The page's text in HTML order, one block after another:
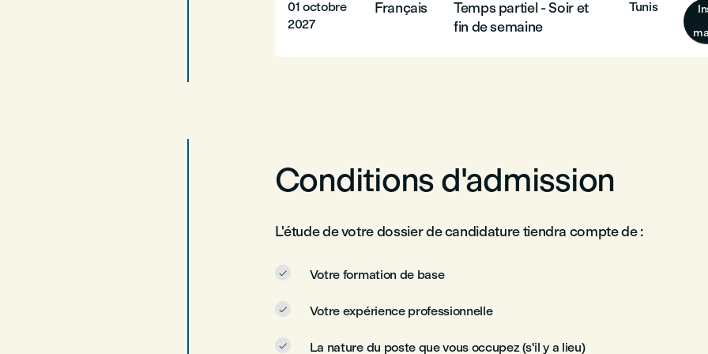
01 octobre
2027
Français
Temps partiel - Soir et
fin de semaine
Tunis
Conditions d'admission
L'étude de votre dossier de candidature tiendra compte de :
 Votre formation de base
 Votre expérience professionnelle
 La nature du poste que vous occupez (s'il y a lieu)